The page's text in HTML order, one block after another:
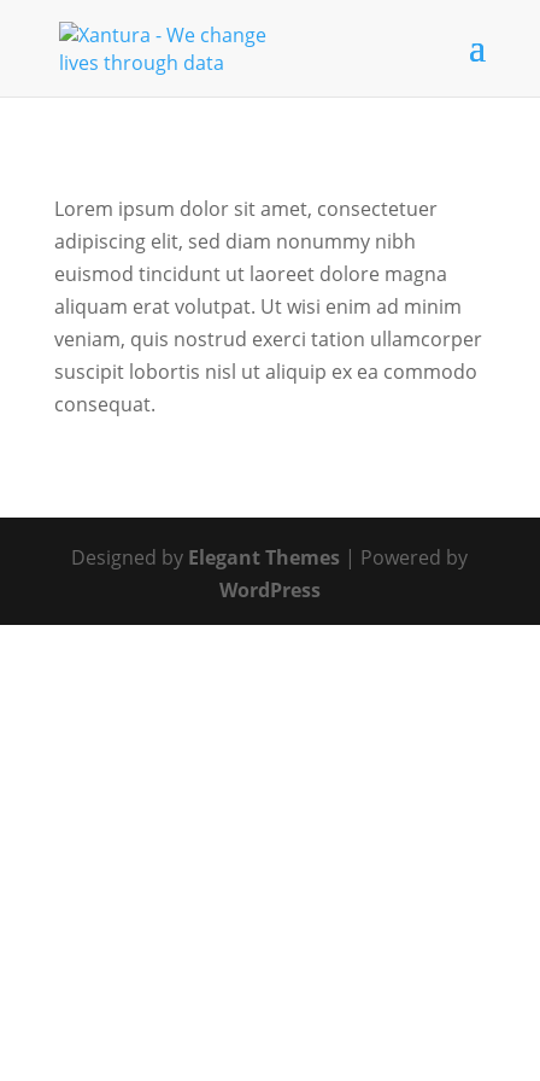
Lorem ipsum dolor sit amet, consectetuer
adipiscing elit, sed diam nonummy nibh
euismod tincidunt ut laoreet dolore magna
aliquam erat volutpat. Ut wisi enim ad minim
veniam, quis nostrud exerci tation ullamcorper
suscipit lobortis nisl ut aliquip ex ea commodo
consequat.
Designed by Elegant Themes | Powered by
WordPress